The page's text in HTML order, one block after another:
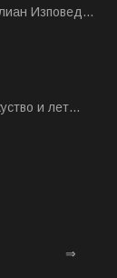
Изповед...
и лет...
⇒